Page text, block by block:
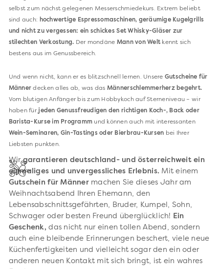
selbst zum nächst gelegenen Messerschmiedekurs. Extrem beliebt
sind auch: hochwertige Espressomaschinen, geräumige Kugelgrills
und nicht zu vergessen: ein schickes Set Whisky-Gläser zur
stilechten Verkostung. Der mondäne Mann von Welt kennt sich
bestens aus im Genussbereich.
Und wenn nicht, kann er es blitzschnell lernen. Unsere Gutscheine für
Männerdecken alles ab, was das Männerschlemmerherz begehrt.
Vom blutigen Anfänger bis zum Hobbykoch auf Sterneniveau – wir
haben für jeden Genussfreudigen den richtigen Koch-, Back oder
Barista-Kurse im Programm und können auch mit interessanten
Wein-Seminaren, Gin-Tastings oder Bierbrau-Kursen bei Ihrer
Liebsten punkten.
Wirgarantieren deutschland- und österreichweit ein
einmaliges und unvergessliches Erlebnis. Mit einem
Gutschein für Männermachen Sie dieses Jahr am
Weihnachtsabend Ihren Ehemann, den
Lebensabschnittsgefährten, Bruder, Kumpel, Sohn,
Schwager oder besten Freund überglücklich! Ein
Geschenk, das nicht nur einen tollen Abend, sondern
auch eine bleibende Erinnerungen beschert, viele neue
Küchenfertigkeiten und vielleicht sogar den ein oder
anderen neuen Kontakt mit sich bringt, ist ein wahres